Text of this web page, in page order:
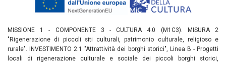
MISSIONE 1 - COMPONENTE 3 - CULTURA 4.0 (M1C3). MISURA 2
"Rigenerazione di piccoli siti culturali, patrimonio culturale, religioso e
rurale". INVESTIMENTO 2.1 "Attrattività dei borghi storici", Linea B - Progetti
locali di rigenerazione culturale e sociale dei piccoli borghi storici,